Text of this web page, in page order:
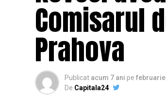
Comisarul
Prahova
Publicat acum 7 ani pe februarie
De Capitala24